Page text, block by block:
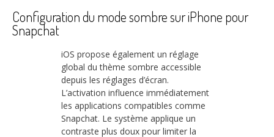
Configuration du mode sombre sur iPhone pour
Snapchat
iOS propose également un réglage
global du thème sombre accessible
depuis les réglages d’écran.
L’activation influence immédiatement
les applications compatibles comme
Snapchat. Le système applique un
contraste plus doux pour limiter la